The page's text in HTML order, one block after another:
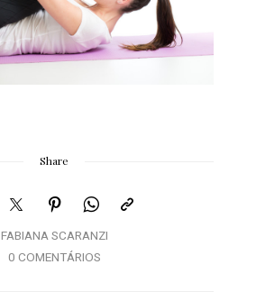
Share
FABIANA SCARANZI
0 COMENTÁRIOS